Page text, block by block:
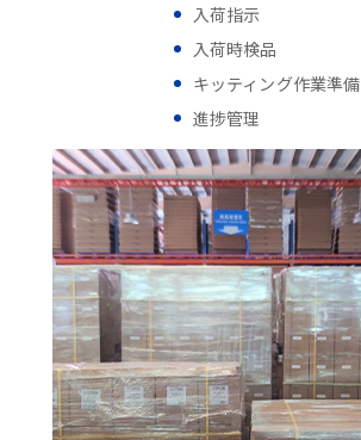
入荷指示
入荷時検品
キッティング作業準備
進捗管理